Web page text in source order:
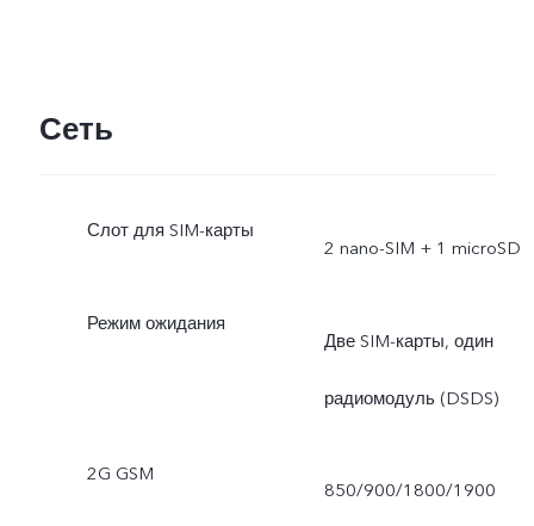
Сеть
Слот для SIM-карты
2 nano-SIM + 1 microSD
Режим ожидания
Две SIM-карты, один
радиомодуль (DSDS)
2G GSM
850/900/1800/1900